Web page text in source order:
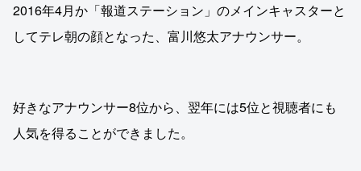
2016年4月か「報道ステーション」のメインキャスターと
してテレ朝の顔となった、富川悠太アナウンサー。
好きなアナウンサー8位から、翌年には5位と視聴者にも
人気を得ることができました。